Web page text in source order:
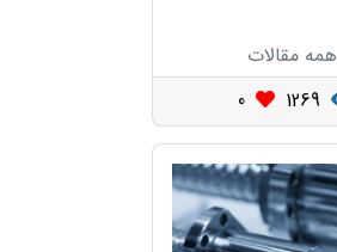
همه مقالات
1269
0